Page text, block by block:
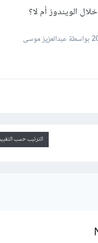
بواسطة عبدالعزيز موسى
الترتيب حسب التقييم